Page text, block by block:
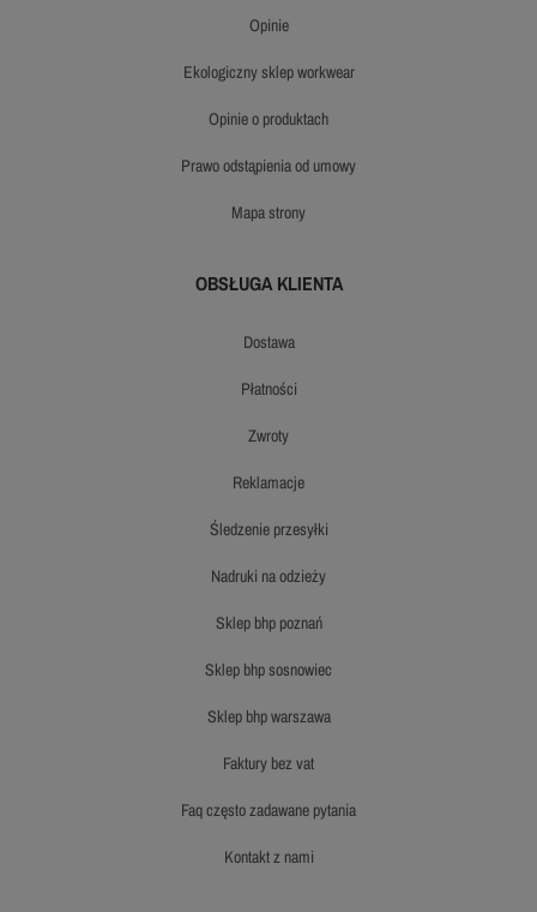
opinie
ekologiczny sklep workwear
opinie o produktach
prawo odstąpienia od umowy
mapa strony
OBSŁUGA KLIENTA
dostawa
płatności
zwroty
reklamacje
śledzenie przesyłki
nadruki na odzieży
sklep bhp poznań
sklep bhp sosnowiec
sklep bhp warszawa
faktury bez vat
faq często zadawane pytania
kontakt z nami